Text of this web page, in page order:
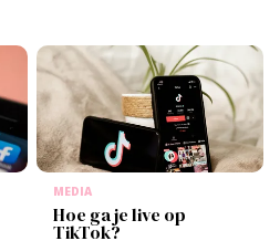
MEDIA
Hoe ga je live op
TikTok?